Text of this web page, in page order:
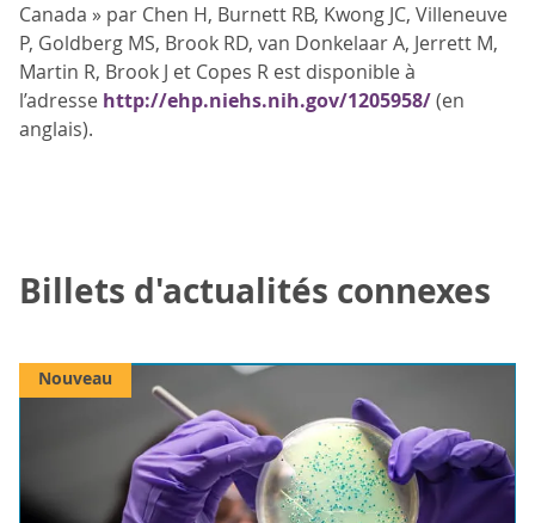
Canada » par Chen H, Burnett RB, Kwong JC, Villeneuve
P, Goldberg MS, Brook RD, van Donkelaar A, Jerrett M,
Martin R, Brook J et Copes R est disponible à
l’adresse http://ehp.niehs.nih.gov/1205958/(en
anglais).
Billets d'actualités connexes
Nouveau